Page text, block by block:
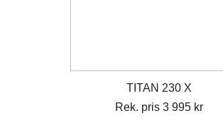
TITAN 230 X
Rek. pris 3 995 kr